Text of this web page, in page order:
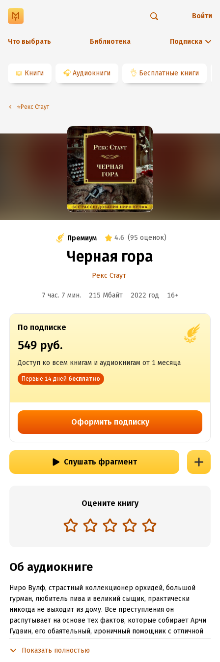
Что выбрать Библиотека Подписка
Войти
📖 Книги 🎧 Аудиокниги 👌 Бесплатные книги
⭐️Рекс Стаут
Премиум 4.6 (95 оценок)
Черная гора
Рекс Стаут
7 час. 7 мин. 215 Мбайт 2022 год 16+
По подписке
549 руб.
Доступ ко всем книгам и аудиокнигам от 1 месяца
Первые 14 дней бесплатно
Оформить подписку
Слушать фрагмент
Оцените книгу
Об аудиокниге
Ниро Вулф, страстный коллекционер орхидей, большой
гурман, любитель пива и великий сыщик, практически
никогда не выходит из дому. Все преступления он
распутывает на основе тех фактов, которые собирает Арчи
Гудвин, его обаятельный, ироничный помощник с отличной
Показать полностью